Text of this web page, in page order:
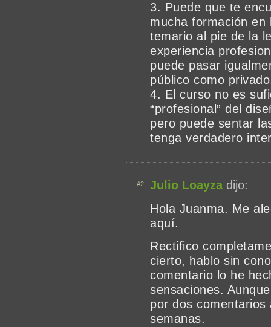
3. Puede que te
mucha formación
temario al pie de la
experiencia
puede pasar
público como
4. El curso no es
“profesional” del
pero puede sentar
tenga verdadero
#2 Julio Loayza dijo:
Hola Juanma. Me
aquí.
Rectifico
cierto, hablo sin
comentario lo he
sensaciones.
por dos comentarios
semanas.